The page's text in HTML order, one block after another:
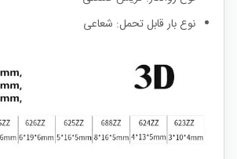
نوع بار قابل تحمل: شعاعی